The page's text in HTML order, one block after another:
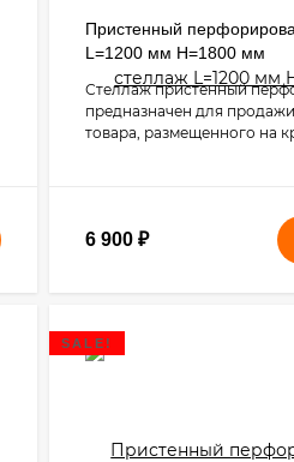
Пристенный
L=1200 мм H=1800 мм
Стеллаж пристенный
предназначен для
товара, размещенного на
6 900 ₽
SALE!